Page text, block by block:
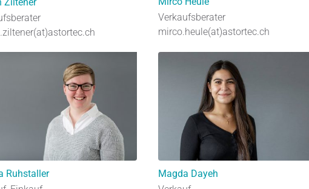
Verkaufsberater
mirco.heule(at)astortec.ch
Ruhstaller
Magda Dayeh